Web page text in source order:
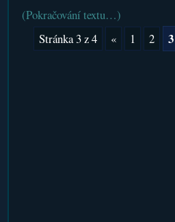
(Pokračování textu…)
Stránka 3 z 4
« 1 2 3